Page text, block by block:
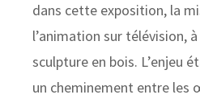
dans cette exposition, la
l’animation sur télévision,
sculpture en bois. L’enjeu
un cheminement entre les